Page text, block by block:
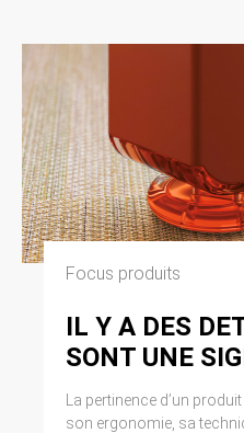
Focus produits
IL Y A DES
SONT UNE
La pertinence d’un
son ergonomie, sa